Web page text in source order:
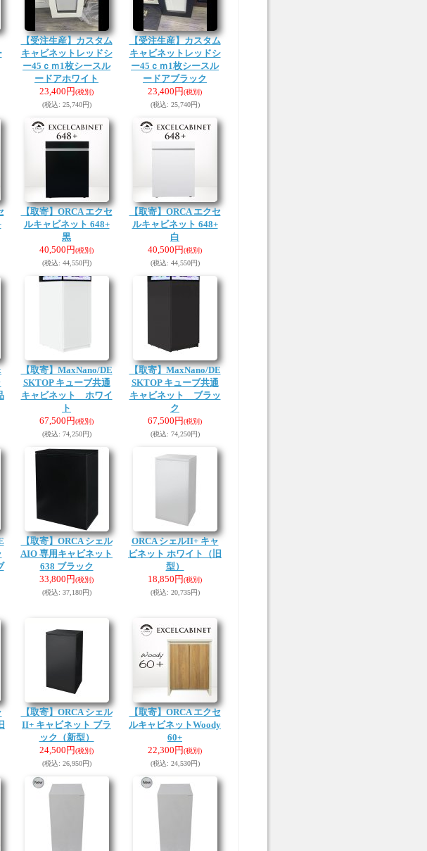
【受注生産】カスタム
キャビネットレッドシ
ー45ｃｍ1枚シースル
ードアホワイト
23,400円(税別)
(税込: 25,740円)
【受注生産】カスタム
キャビネットレッドシ
ー45ｃｍ1枚シースル
ードアブラック
23,400円(税別)
(税込: 25,740円)
【取寄】ORCA エクセ
ルキャビネット 648+
黒
40,500円(税別)
(税込: 44,550円)
【取寄】ORCA エクセ
ルキャビネット 648+
白
40,500円(税別)
(税込: 44,550円)
【取寄】MaxNano/DE
SKTOP キューブ共通
キャビネット ホワイ
ト
67,500円(税別)
(税込: 74,250円)
【取寄】MaxNano/DE
SKTOP キューブ共通
キャビネット ブラッ
ク
67,500円(税別)
(税込: 74,250円)
【取寄】ORCA シェル
AIO 専用キャビネット
638 ブラック
33,800円(税別)
(税込: 37,180円)
ORCA シェルII+ キャ
ビネット ホワイト（旧
型）
18,850円(税別)
(税込: 20,735円)
【取寄】ORCA シェル
II+ キャビネット ブラ
ック（新型）
24,500円(税別)
(税込: 26,950円)
【取寄】ORCA エクセ
ルキャビネットWoody
60+
22,300円(税別)
(税込: 24,530円)